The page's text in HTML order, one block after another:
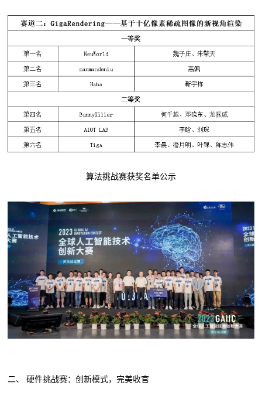
算法挑战赛获奖名单公示
二、 硬件挑战赛：创新模式，完美收官